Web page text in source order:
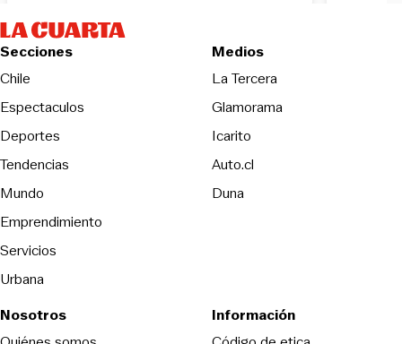
Secciones
Chile
Espectaculos
Deportes
Tendencias
Mundo
Emprendimiento
Servicios
Urbana
Medios
La TerceraOpens in new
Glamorama
Icarito
Auto.cl
DunaOpens in new window
Nosotros
Información